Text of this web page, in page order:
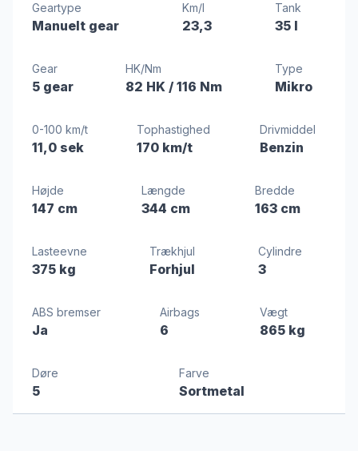
Geartype
Manuelt gear
Km/l
23,3
Tank
35 l
Gear
5 gear
HK/Nm
82 HK/ 116 Nm
Type
Mikro
0-100 km/t
11,0 sek
Tophastighed
170 km/t
Drivmiddel
Benzin
Højde
147 cm
Længde
344 cm
Bredde
163 cm
Lasteevne
375 kg
Trækhjul
Forhjul
Cylindre
3
ABS bremser
Ja
Airbags
6
Vægt
865 kg
Døre
5
Farve
Sortmetal